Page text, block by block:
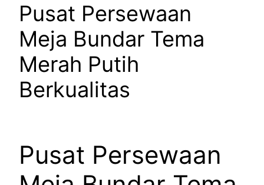
Pusat Persewaan
Meja Bundar Tema
Merah Putih
Berkualitas
Pusat Persewaan